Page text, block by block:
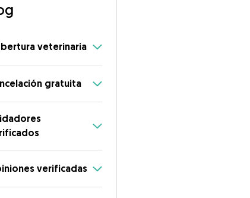
veterinaria
gratuita
verificadas